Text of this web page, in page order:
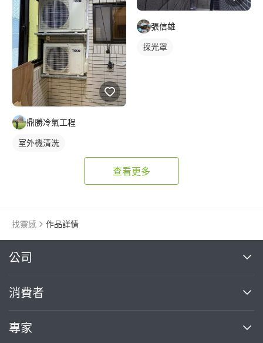
鼎勝冷氣工程
室外機清洗
張信雄
採光罩
查看更多
找靈感 作品詳情
公司
關於我們
部落格
消費者
買服務
專家
繼續完成